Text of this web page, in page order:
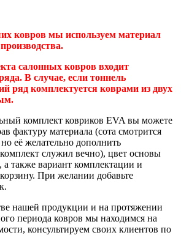
ковров мы используем материал
салонных ковров входит
В случае, если тоннель
ряд комплектуется коврами из двух
комплект ковриков EVA вы можете
фактуру материала (сота смотрится
её желательно дополнить
служил вечно), цвет основы
а также вариант комплектации и
При желании добавьте
нашей продукции и на протяжении
периода ковров мы находимся на
консультируем своих клиентов по